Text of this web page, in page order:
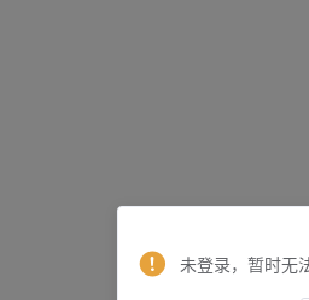
未登录，暂时无